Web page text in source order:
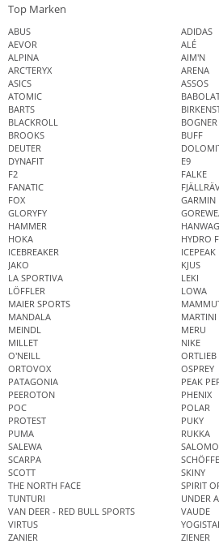
Top Marken
ABUS
ADIDAS
AEVOR
ALÉ
ALPINA
AIM'N
ARC'TERYX
ARENA
ASICS
ASSOS
ATOMIC
BARTS
BLACKROLL
BROOKS
BUFF
DEUTER
DYNAFIT
E9
F2
FALKE
FANATIC
FOX
GARMIN
GLORYFY
HAMMER
HANWAG
HOKA
HYDRO
ICEBREAKER
ICEPEAK
JAKO
KJUS
LA SPORTIVA
LEKI
LÖFFLER
LOWA
MAIER SPORTS
MANDALA
MARTINI
MEINDL
MERU
MILLET
NIKE
O'NEILL
ORTLIEB
ORTOVOX
OSPREY
PATAGONIA
PEAK
PEEROTON
PHENIX
POC
POLAR
PROTEST
PUKY
PUMA
RUKKA
SALEWA
SCARPA
SCOTT
SKINY
THE NORTH FACE
SPIRIT
TUNTURI
UNDER
VAN DEER - RED BULL SPORTS
VAUDE
VIRTUS
ZANIER
ZIENER